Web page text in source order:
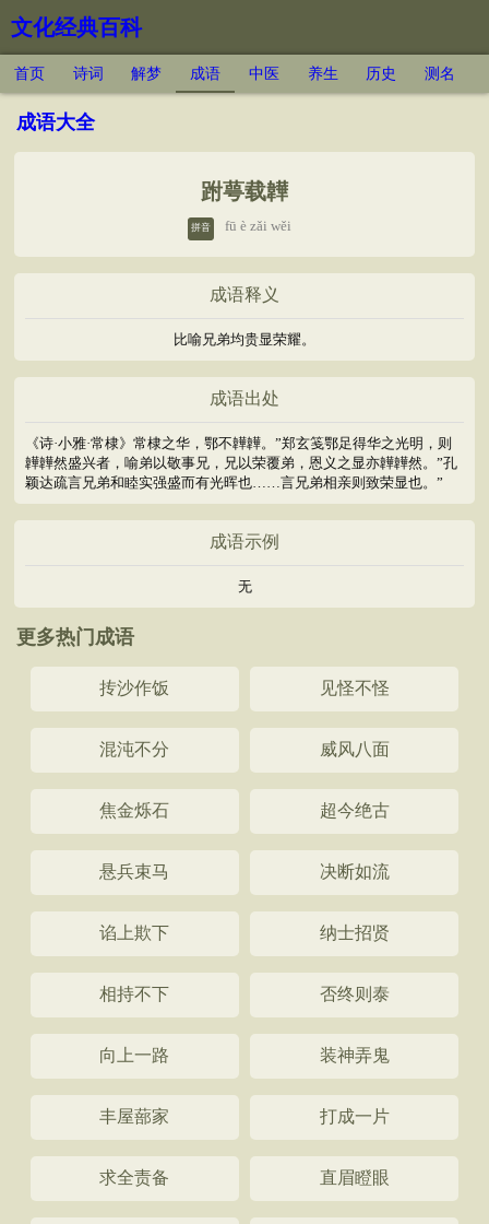
文化经典百科
首页 诗词 解梦 成语 中医 养生 历史 测名
成语大全
跗萼载韡
拼音 fū è zǎi wěi
成语释义
比喻兄弟均贵显荣耀。
成语出处
《诗·小雅·常棣》常棣之华，鄂不韡韡。”郑玄笺鄂足得华之光明，则
韡韡然盛兴者，喻弟以敬事兄，兄以荣覆弟，恩义之显亦韡韡然。”孔
颖达疏言兄弟和睦实强盛而有光晖也……言兄弟相亲则致荣显也。”
成语示例
无
更多热门成语
抟沙作饭 见怪不怪
混沌不分 威风八面
焦金烁石 超今绝古
悬兵束马 决断如流
谄上欺下 纳士招贤
相持不下 否终则泰
向上一路 装神弄鬼
丰屋蔀家 打成一片
求全责备 直眉瞪眼